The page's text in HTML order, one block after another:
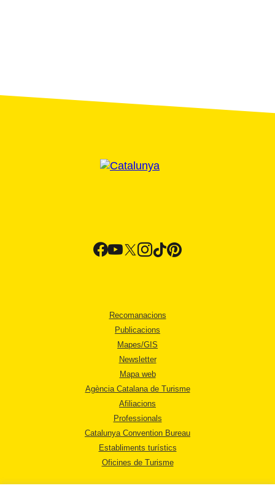
Recomanacions
Publicacions
Mapes/GIS
Newsletter
Mapa web
Agència Catalana de Turisme
Afiliacions
Professionals
Catalunya Convention Bureau
Establiments turístics
Oficines de Turisme